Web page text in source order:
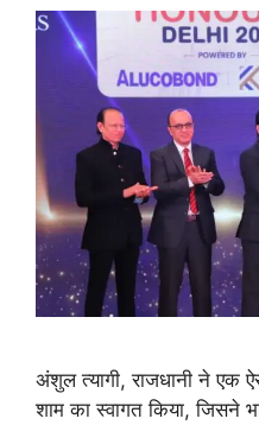
अंशुल त्यागी, राजधानी ने एक
शाम का स्वागत किया, जिसने